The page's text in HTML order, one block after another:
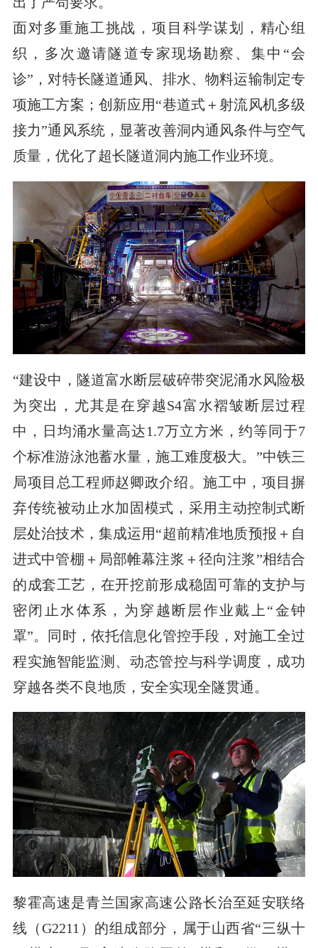
面对多重施工挑战，项目科学谋划，精心组
织，多次邀请隧道专家现场勘察、集中“会
诊”，对特长隧道通风、排水、物料运输制定专
项施工方案；创新应用“巷道式＋射流风机多级
接力”通风系统，显著改善洞内通风条件与空气
质量，优化了超长隧道洞内施工作业环境。
“建设中，隧道富水断层破碎带突泥涌水风险极
为突出，尤其是在穿越S4富水褶皱断层过程
中，日均涌水量高达1.7万立方米，约等同于7
个标准游泳池蓄水量，施工难度极大。”中铁三
局项目总工程师赵卿政介绍。施工中，项目摒
弃传统被动止水加固模式，采用主动控制式断
层处治技术，集成运用“超前精准地质预报＋自
进式中管棚＋局部帷幕注浆＋径向注浆”相结合
的成套工艺，在开挖前形成稳固可靠的支护与
密闭止水体系，为穿越断层作业戴上“金钟
罩”。同时，依托信息化管控手段，对施工全过
程实施智能监测、动态管控与科学调度，成功
穿越各类不良地质，安全实现全隧贯通。
黎霍高速是青兰国家高速公路长治至延安联络
线（G2211）的组成部分，属于山西省“三纵十